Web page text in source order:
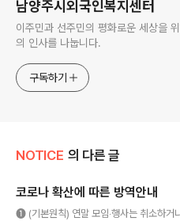
남양주시외국인복지센터
이주민과 선주민의 평화로운 세상을
의 인사를 나눕니다.
구독하기
NOTICE 의 다른 글
코로나 확산에 따른 방역안내
➊ (기본원칙) 연말 모임‧행사는 취소하거